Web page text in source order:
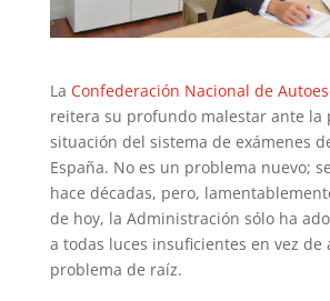
La Confederación Nacional de
reitera su profundo malestar ante la
situación del sistema de exámenes
España. No es un problema nuevo;
hace décadas, pero,
de hoy, la Administración sólo ha
a todas luces insuficientes en vez de
problema de raíz.